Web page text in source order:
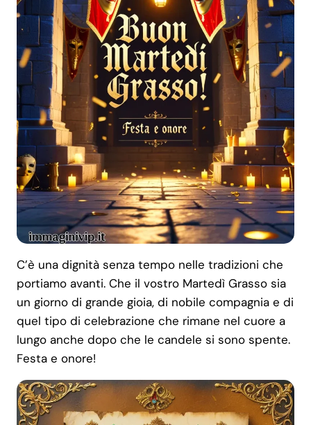
C’è una dignità senza tempo nelle tradizioni che
portiamo avanti. Che il vostro Martedì Grasso sia
un giorno di grande gioia, di nobile compagnia e di
quel tipo di celebrazione che rimane nel cuore a
lungo anche dopo che le candele si sono spente.
Festa e onore!